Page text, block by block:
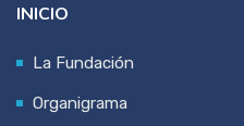
INICIO
La Fundación
Organigrama